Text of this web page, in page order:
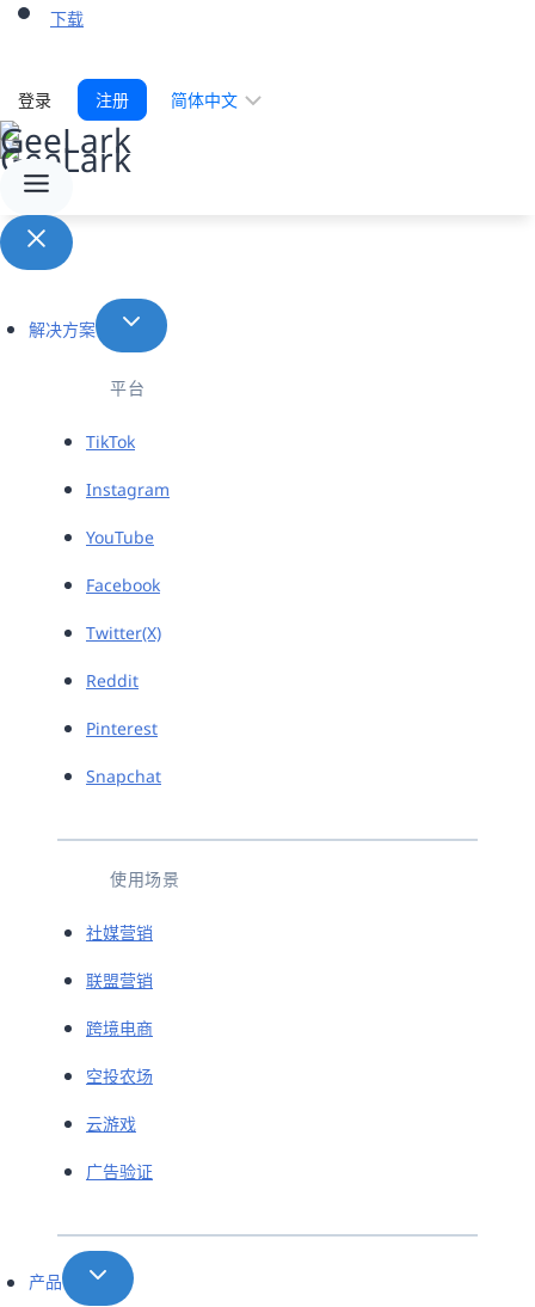
下载
登录 注册
选
解决方案
平台
TikTok
Instagram
YouTube
Facebook
Twitter(X)
Reddit
Pinterest
Snapchat
使用场景
社媒营销
联盟营销
跨境电商
空投农场
云游戏
广告验证
产品